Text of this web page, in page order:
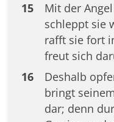
15
Mit der
schleppt sie
rafft sie fort
freut sich
16
Deshalb
bringt
dar; denn